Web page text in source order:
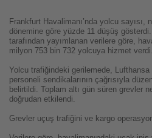
Frankfurt Havalimanı’nda yolcu sayısı,
dönemine göre yüzde 11 düşüş
tarafından yayımlanan verilere göre,
milyon 753 bin 732 yolcuya hizmet verdi.
Yolcu trafiğindeki gerilemede,
personeli sendikalarının çağrısıyla
belirtildi. Toplam altı gün süren grevler
doğrudan etkilendi.
Grevler uçuş trafiğini ve kargo